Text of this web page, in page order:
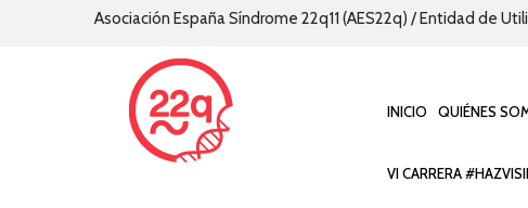
Asociación España Síndrome 22q11 (AES22q) / Entidad de
INICIO QUIÉNES
VI CARRERA